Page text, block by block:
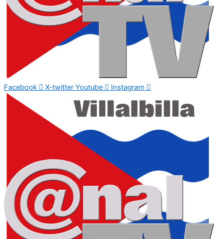
Facebook X-twitter Youtube Instagram